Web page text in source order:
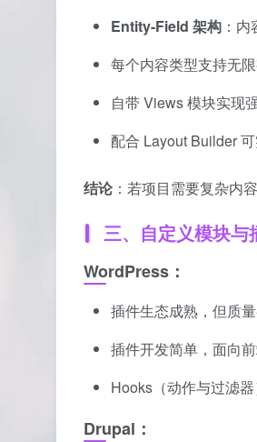
Entity-Field 架构 ：
每个内容类型支持无
自带 Views 模块实现
配合 Layout Builder
结论：若项目需要复杂内
三、自定义模块与
WordPress：
插件生态成熟，但质
插件开发简单，面向
Hooks（动作与过滤
Drupal：